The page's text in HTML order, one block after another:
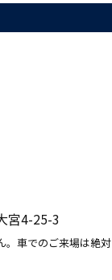
宮4-25-3
車でのご来場は絶